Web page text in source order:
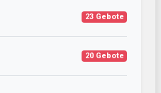
23 Gebote
20 Gebote